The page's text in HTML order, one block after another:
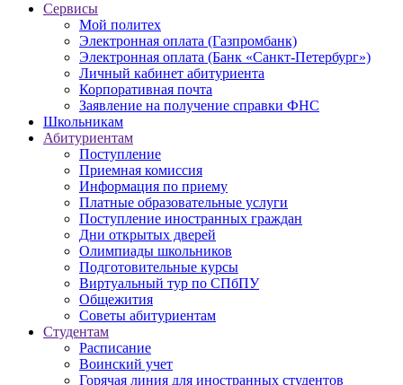
Сервисы
Мой политех
Электронная оплата (Газпромбанк)
Электронная оплата (Банк «Санкт-Петербург»)
Личный кабинет абитуриента
Корпоративная почта
Заявление на получение справки ФНС
Школьникам
Абитуриентам
Поступление
Приемная комиссия
Информация по приему
Платные образовательные услуги
Поступление иностранных граждан
Дни открытых дверей
Олимпиады школьников
Подготовительные курсы
Виртуальный тур по СПбПУ
Общежития
Советы абитуриентам
Студентам
Расписание
Воинский учет
Горячая линия для иностранных студентов